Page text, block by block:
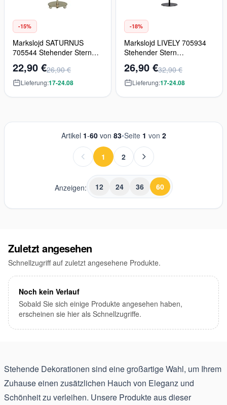
-15%
Markslojd SATURNUS
705544 Stehender Stern
1x25W/E14 IP20
22,90 €26,90 €
Lieferung:17-24.08
-18%
Markslojd LIVELY 705934
Stehender Stern
1x25W/E14 IP20
26,90 €32,90 €
Lieferung:17-24.08
Artikel 1-60von 83•Seite 1 von 2
Sie lesen gerade die Seite
1 Seite
2
Anzeigen: 12 24 36 60
Zuletzt angesehen
Schnellzugriff auf zuletzt angesehene Produkte.
Noch kein Verlauf
Sobald Sie sich einige Produkte angesehen haben,
erscheinen sie hier als Schnellzugriffe.
Stehende Dekorationen sind eine großartige Wahl, um Ihrem
Zuhause einen zusätzlichen Hauch von Eleganz und
Schönheit zu verleihen. Unsere Produkte aus dieser